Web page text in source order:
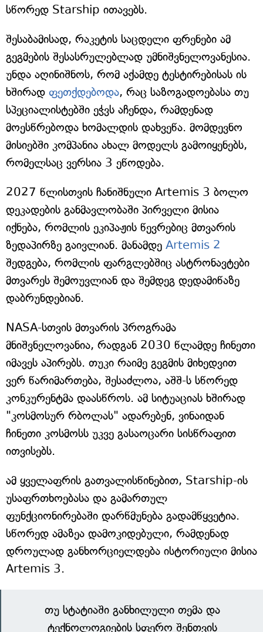
სწორედ Starship ითავებს.
შესაბამისად, რაკეტის საცდელი ფრენები ამ
გეგმების შესასრულებლად უმნიშვნელოვანესია.
უნდა აღინიშნოს, რომ აქამდე ტესტირებისას ის
ხშირად ფეთქდებოდა, რაც საზოგადოებასა თუ
სპეციალისტებში ეჭვს აჩენდა, რამდენად
მოესწრებოდა ხომალდის დახვეწა. მომდევნო
მისიებში კომპანია ახალ მოდელს გამოიყენებს,
რომელსაც ვერსია 3 ეწოდება.
2027 წლისთვის ჩანიშნული Artemis 3 ბოლო
დეკადების განმავლობაში პირველი მისია
იქნება, რომლის ეკიპაჟის წევრებიც მთვარის
ზედაპირზე გაივლიან. მანამდე Artemis 2
შედგება, რომლის ფარგლებშიც ასტრონავტები
მთვარეს შემოუვლიან და შემდეგ დედამიწაზე
დაბრუნდებიან.
NASA-სთვის მთვარის პროგრამა
მნიშვნელოვანია, რადგან 2030 წლამდე ჩინეთი
იმავეს აპირებს. თუკი რაიმე გეგმის მიხედვით
ვერ წარიმართება, შესაძლოა, აშშ-ს სწორედ
კონკურენტმა დაასწროს. ამ სიტუაციას ხშირად
"კოსმოსურ რბოლას" ადარებენ, ვინაიდან
ჩინეთი კოსმოსს უკვე გასაოცარი სისწრაფით
ითვისებს.
ამ ყველაფრის გათვალისწინებით, Starship-ის
უსაფრთხოებასა და გამართულ
ფუნქციონირებაში დარწმუნება გადამწყვეტია.
სწორედ ამაზეა დამოკიდებული, რამდენად
დროულად განხორციელდება ისტორიული მისია
Artemis 3.
თუ სტატიაში განხილული თემა და
ტექნოლოგიების სფერო შენთვის